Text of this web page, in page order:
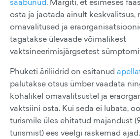
osta ja jaotada ainult
omavalitused ja
tagatakse ülevaade võimalikest
vaktsineerimisjärgsetest
Phuketi äriliidrid on esitanud
palutakse otsus ümber vaadata
kohalikel omavalitsustel ja
vaktsiini osta. Kui seda ei lubata,
turismile üles ehitatud majandust
turismist) ees veelgi raskemad